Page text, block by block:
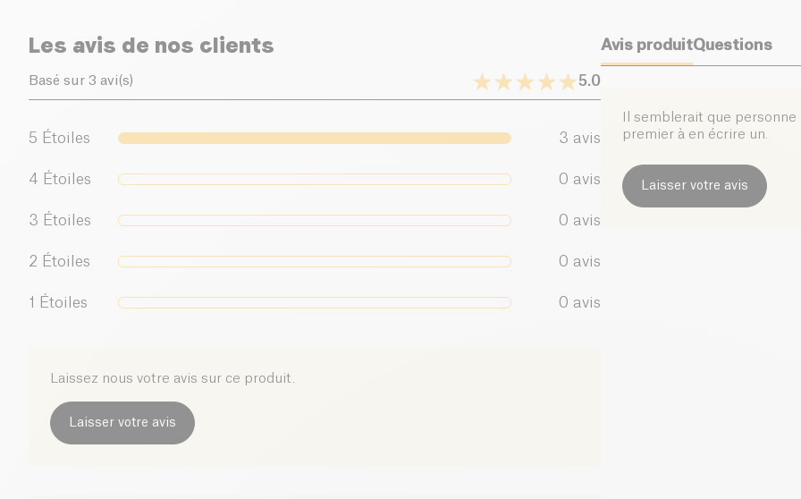
Les avis de nos clients
Basé sur 3 avi(s) 5.0
5 Étoiles 3 avis
4 Étoiles 0 avis
3 Étoiles 0 avis
2 Étoiles 0 avis
1 Étoiles 0 avis
Laissez nous votre avis sur ce produit.
Laisser votre avis
Avis produitQuestions
Il semblerait que
premier à en écrire un.
Laisser votre avis